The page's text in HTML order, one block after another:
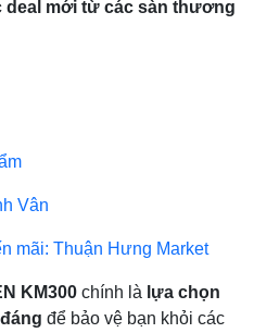
mới từ các sàn thương
Vân
mãi: Thuận Hưng Market
KM300 chính là lựa chọn
để bảo vệ bạn khỏi các